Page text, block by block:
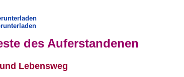
des Auferstandenen
Lebensweg